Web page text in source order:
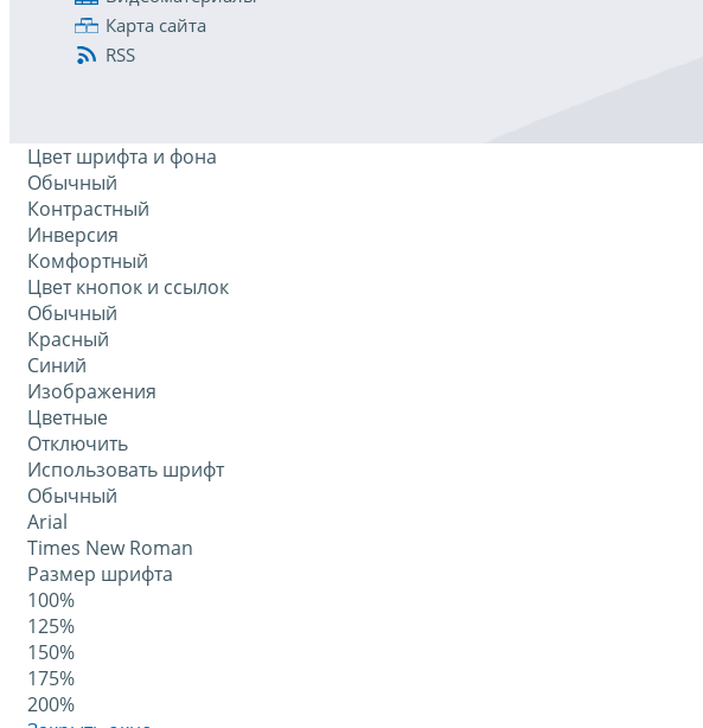
Карта сайта
RSS
Цвет шрифта и фона
Обычный
Контрастный
Инверсия
Комфортный
Цвет кнопок и ссылок
Обычный
Красный
Синий
Изображения
Цветные
Отключить
Использовать шрифт
Обычный
Arial
Times New Roman
Размер шрифта
100%
125%
150%
175%
200%